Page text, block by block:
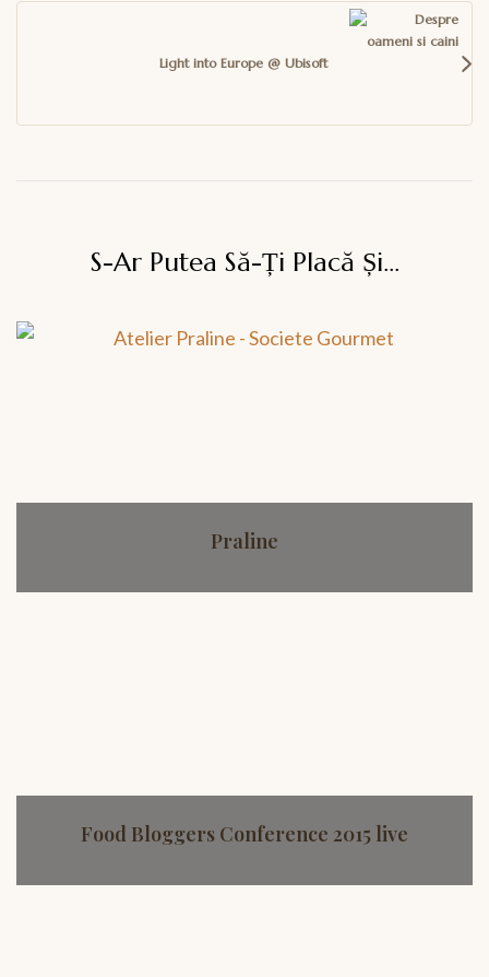
Light into Europe @ Ubisoft
S-Ar Putea Să-Ți Placă Și...
Praline
Food Bloggers Conference 2015 live